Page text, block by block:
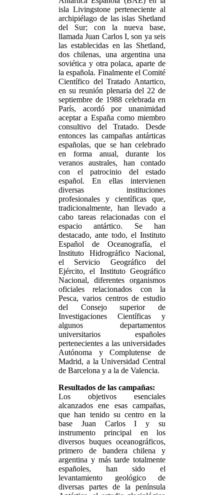
isla Livingstone perteneciente al
archipiélago de las islas Shetland
del Sur; con la nueva base,
llamada Juan Carlos I, son ya seis
las establecidas en las Shetland,
dos chilenas, una argentina una
soviética y otra polaca, aparte de
la española. Finalmente el Comité
Científico del Tratado Antartico,
en su reunión plenaria del 22 de
septiembre de 1988 celebrada en
París, acordó por unanimidad
aceptar a España como miembro
consultivo del Tratado. Desde
entonces las campañas antárticas
españolas, que se han celebrado
en forma anual, durante los
veranos australes, han contado
con el patrocinio del estado
español. En ellas intervienen
diversas instituciones
profesionales y científicas que,
tradicionalmente, han llevado a
cabo tareas relacionadas con el
espacio antártico. Se han
destacado, ante todo, el Instituto
Español de Oceanografía, el
Instituto Hidrográfico Nacional,
el Servicio Geográfico del
Ejército, el Instituto Geográfico
Nacional, diferentes organismos
oficiales relacionados con la
Pesca, varios centros de estudio
del Consejo superior de
Investigaciones Científicas y
algunos departamentos
universitarios españoles
pertenecientes a las universidades
Autónoma y Complutense de
Madrid, a la Universidad Central
de Barcelona y a la de Valencia.
Resultados de las campañas:
Los objetivos esenciales
alcanzados ene esas campañas,
que han tenido su centro en la
base Juan Carlos I y su
instrumento principal en los
diversos buques oceanográficos,
primero de bandera chilena y
argentina y más tarde totalmente
españoles, han sido el
levantamiento geológico de
diversas partes de la península